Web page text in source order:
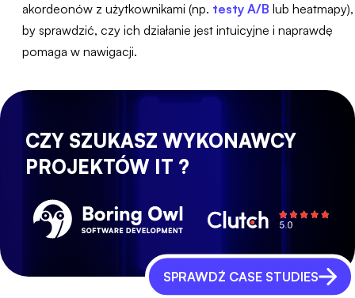
akordeonów z użytkownikami (np. testy A/B lub heatmapy),
by sprawdzić, czy ich działanie jest intuicyjne i naprawdę
pomaga w nawigacji.
CZY SZUKASZ WYKONAWCY
PROJEKTÓW IT ?
SPRAWDŹ CASE STUDIES